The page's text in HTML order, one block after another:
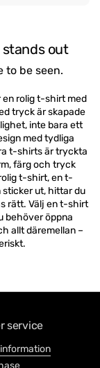
out
to be seen.
en rolig t-shirt med
tryck är skapade
inte bara ett
med tydliga
t-shirts är tryckta
färg och tryck
t-shirt, en t-
ut, hittar du
rätt. Välj en t-shirt
behöver öppna
allt däremellan –
service